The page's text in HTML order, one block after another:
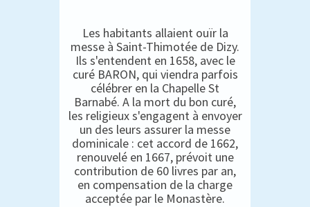
Les habitants allaient ouïr la
messe à Saint-Thimotée de Dizy.
Ils s'entendent en 1658, avec le
curé BARON, qui viendra parfois
célébrer en la Chapelle St
Barnabé. A la mort du bon curé,
les religieux s'engagent à envoyer
un des leurs assurer la messe
dominicale : cet accord de 1662,
renouvelé en 1667, prévoit une
contribution de 60 livres par an,
en compensation de la charge
acceptée par le Monastère.